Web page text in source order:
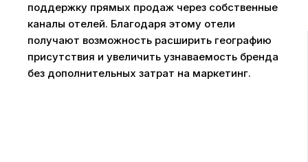
поддержку прямых продаж через собственные
каналы отелей. Благодаря этому отели
получают возможность расширить географию
присутствия и увеличить узнаваемость бренда
без дополнительных затрат на маркетинг.